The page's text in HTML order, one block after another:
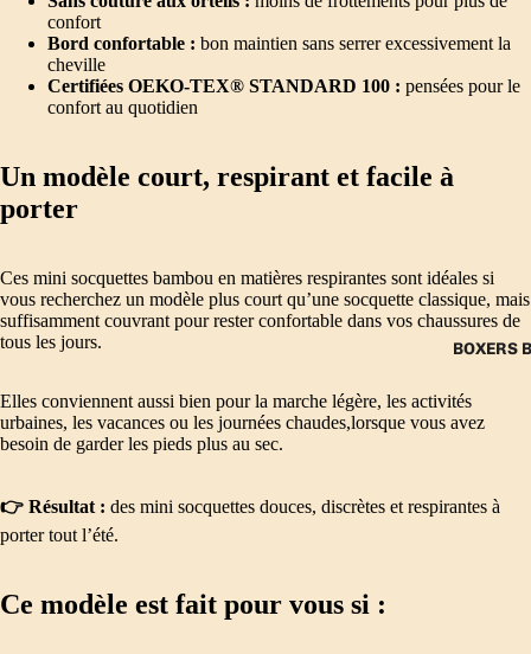
BOXERS
confort
Bord confortable : bon maintien sans serrer excessivement la
cheville
Certifiées OEKO-TEX® STANDARD 100 : pensées pour le
confort au quotidien
Un modèle court, respirant et facile à
porter
Ces mini socquettes bambou en matières respirantes sont idéales si
vous recherchez un modèle plus court qu’une socquette classique, mais
suffisamment couvrant pour rester confortable dans vos chaussures de
tous les jours.
Elles conviennent aussi bien pour la marche légère, les activités
urbaines, les vacances ou les journées chaudes,lorsque vous avez
besoin de garder les pieds plus au sec.
👉 Résultat : des mini socquettes douces, discrètes et respirantes à
porter tout l’été.
Ce modèle est fait pour vous si :